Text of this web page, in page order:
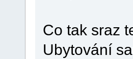
Co tak sraz
Ubytování